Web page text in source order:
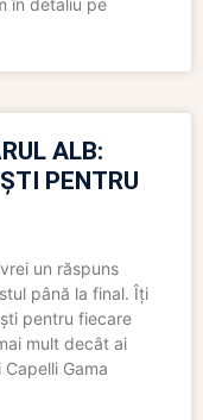
în detaliu pe
ALB:
PENTRU
un răspuns
până la final. Îți
pentru fiecare
mult decât ai
Gama